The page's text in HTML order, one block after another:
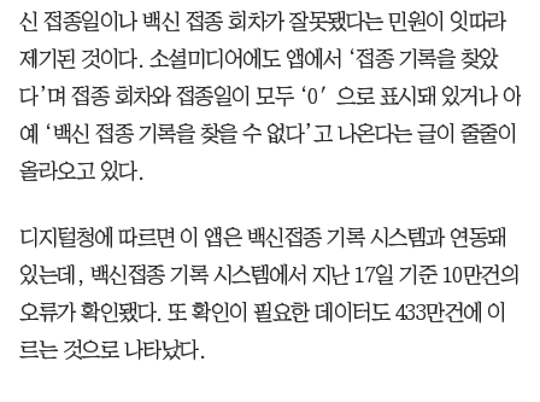
신 접종일이나 백신 접종 회차가 잘못됐다는 민원이 잇따라
제기된 것이다. 소셜미디어에도 앱에서 ‘접종 기록을 찾았
다’며 접종 회차와 접종일이 모두 ‘0′으로 표시돼 있거나 아
예 ‘백신 접종 기록을 찾을 수 없다’고 나온다는 글이 줄줄이
올라오고 있다.
디지털청에 따르면 이 앱은 백신접종 기록 시스템과 연동돼
있는데, 백신접종 기록 시스템에서 지난 17일 기준 10만건의
오류가 확인됐다. 또 확인이 필요한 데이터도 433만건에 이
르는 것으로 나타났다.